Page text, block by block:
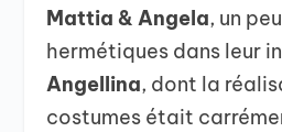
Mattia & Angela, un
hermétiques dans leur
Angellina, dont la
costumes était